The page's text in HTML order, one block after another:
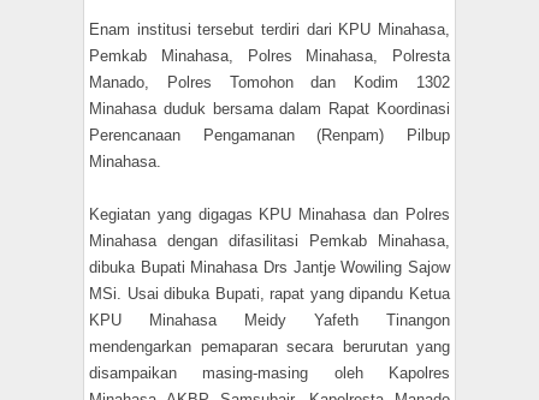
Enam institusi tersebut terdiri dari KPU Minahasa,
Pemkab Minahasa, Polres Minahasa, Polresta
Manado, Polres Tomohon dan Kodim 1302
Minahasa duduk bersama dalam Rapat Koordinasi
Perencanaan Pengamanan (Renpam) Pilbup
Minahasa.
Kegiatan yang digagas KPU Minahasa dan Polres
Minahasa dengan difasilitasi Pemkab Minahasa,
dibuka Bupati Minahasa Drs Jantje Wowiling Sajow
MSi. Usai dibuka Bupati, rapat yang dipandu Ketua
KPU Minahasa Meidy Yafeth Tinangon
mendengarkan pemaparan secara berurutan yang
disampaikan masing-masing oleh Kapolres